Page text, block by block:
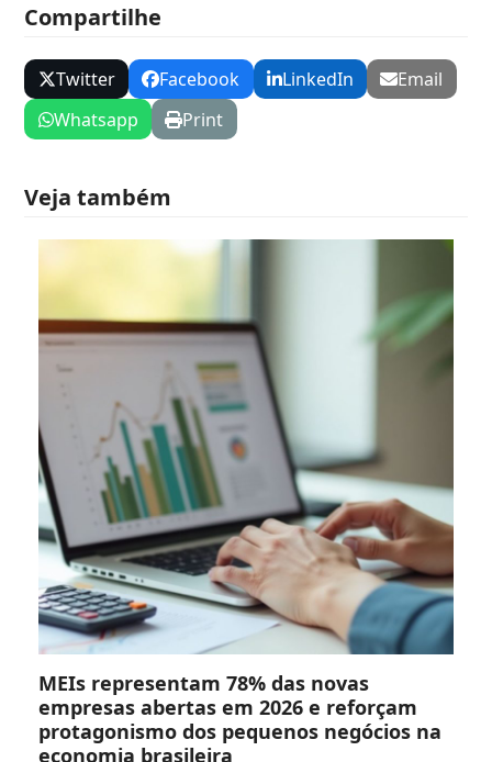
Compartilhe
Twitter Facebook LinkedIn
Email
Whatsapp
Print
Veja também
MEIs representam 78% das novas
empresas abertas em 2026 e reforçam
protagonismo dos pequenos negócios na
economia brasileira